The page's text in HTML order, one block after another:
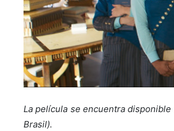
La película se encuentra
Brasil).